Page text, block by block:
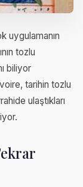
uygulamanın
tozlu
biliyor
tarihin tozlu
ulaştıkları